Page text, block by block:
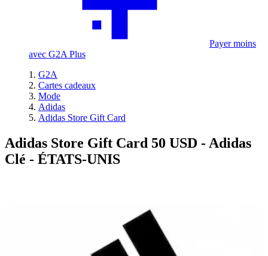
Payer moins
avec G2A Plus
G2A
Cartes cadeaux
Mode
Adidas
Adidas Store Gift Card
Adidas Store Gift Card 50 USD - Adidas
Clé - ÉTATS-UNIS